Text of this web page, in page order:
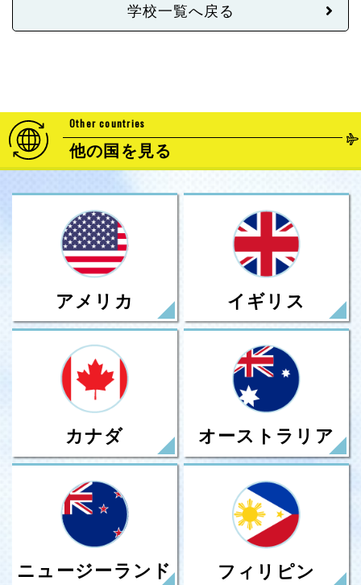
学校一覧へ戻る
Other countries
他の国を見る
アメリカ イギリス
カナダ オーストラリア
ニュージーランド フィリピン